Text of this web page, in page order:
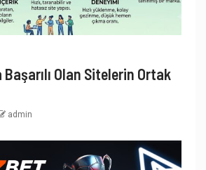
Başarılı Olan Sitelerin Ortak
admin